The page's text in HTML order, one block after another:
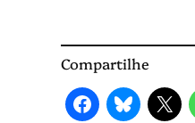
Compartilhe